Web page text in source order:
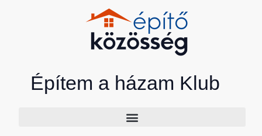
Építem a házam Klub